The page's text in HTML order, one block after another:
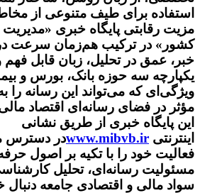
استفاده برای طیف متنوعی از
مزیت رقابتی پایگاه خبری
کشور» در ترکیب هم‌زمان سرعت در
خبر، عمق در تحلیل، زبان قابل
یکپارچه سه حوزه بانک، بورس و
ویژگی‌ای که می‌تواند این رسانه
مؤثر در فضای رسانه‌ای اقتصاد
این پایگاه خبری از طریق نشانی
اینترنتی www.mibvb.irدر دسترس
فعالیت خود را با تکیه بر اصول
مسئولیت رسانه‌ای، تحلیل
سواد مالی و اقتصادی جامعه دنبال